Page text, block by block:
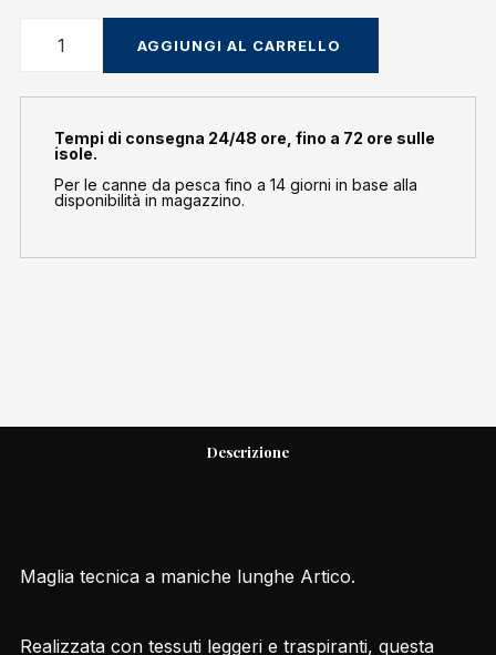
Artico
AGGIUNGI AL CARRELLO
Tempi di consegna 24/48 ore, fino a 72 ore sulle
isole.
Per le canne da pesca fino a 14 giorni in base alla
disponibilità in magazzino.
Descrizione
Maglia tecnica a maniche lunghe Artico.
Realizzata con tessuti leggeri e traspiranti, questa